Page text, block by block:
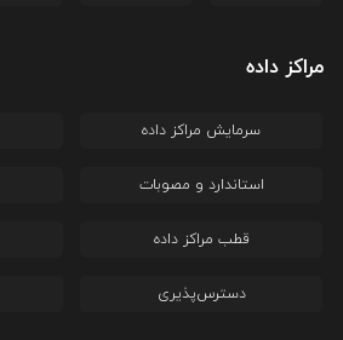
مراکز داده
سرمایش مراکز داده
استاندارد و مصوبات
قطب مراکز داده
دسترس‌پذیری